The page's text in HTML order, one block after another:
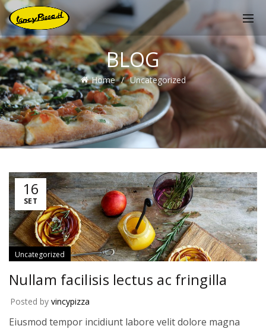
BLOG
Home Uncategorized
16
SET
Uncategorized
Nullam facilisis lectus ac fringilla
Posted by vincypizza
Eiusmod tempor incidiunt labore velit dolore magna